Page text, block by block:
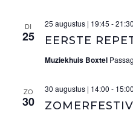
DI
25 EERSTE
25 augustus | 19:45 -21:30
Muziekhuis Boxtel
ZO
30
30 augustus | 14:00 - 15:00